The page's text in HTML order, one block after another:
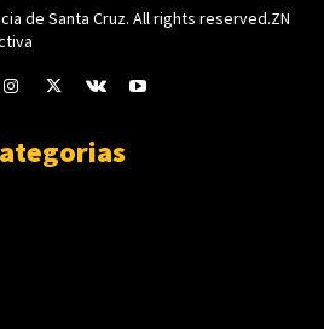
de Santa Cruz. All rights reserved.ZN